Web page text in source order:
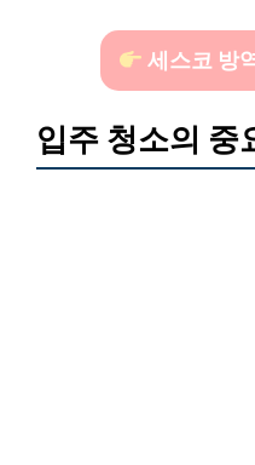
세스코 방
입주 청소의 중